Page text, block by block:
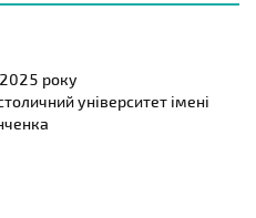
року
університет імені